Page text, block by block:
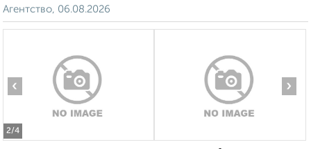
Агентство, 06.08.2026
2/4
‹ ›